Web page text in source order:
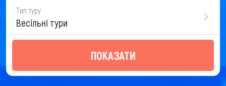
Тип туру
Весільні тури
ПОКАЗАТИ